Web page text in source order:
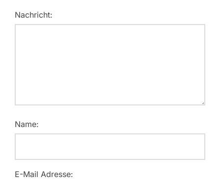
Nachricht:
Name:
E-Mail Adresse: